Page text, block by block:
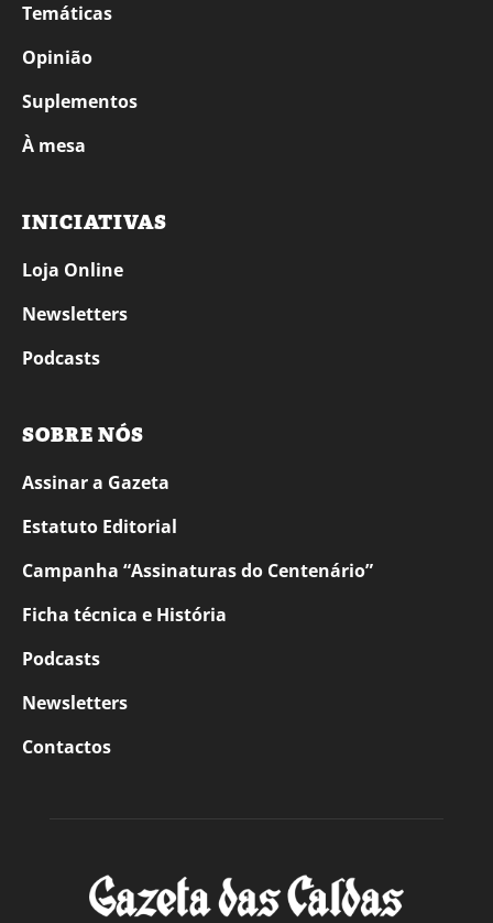
Temáticas
Opinião
Suplementos
À mesa
INICIATIVAS
Loja Online
Newsletters
Podcasts
SOBRE NÓS
Assinar a Gazeta
Estatuto Editorial
Campanha “Assinaturas do Centenário”
Ficha técnica e História
Podcasts
Newsletters
Contactos